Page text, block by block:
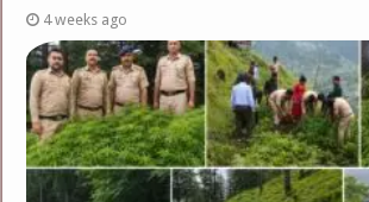
4 weeks ago